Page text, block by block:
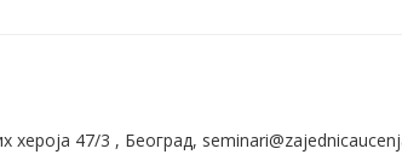
хероја 47/3 , Београд,